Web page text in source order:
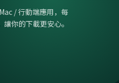
/ 行動端應用，每
你的下載更安心。